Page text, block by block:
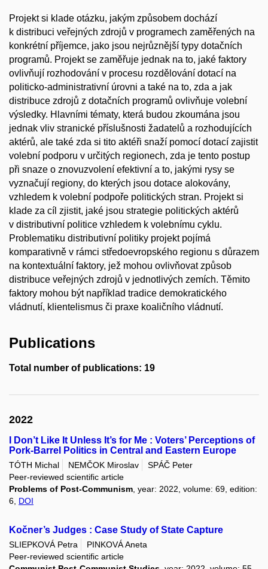
Projekt si klade otázku, jakým způsobem dochází
k distribuci veřejných zdrojů v programech zaměřených na
konkrétní příjemce, jako jsou nejrůznější typy dotačních
programů. Projekt se zaměřuje jednak na to, jaké faktory
ovlivňují rozhodování v procesu rozdělování dotací na
politicko-administrativní úrovni a také na to, zda a jak
distribuce zdrojů z dotačních programů ovlivňuje volební
výsledky. Hlavními tématy, která budou zkoumána jsou
jednak vliv stranické příslušnosti žadatelů a rozhodujících
aktérů, ale také zda si tito aktéři snaží pomocí dotací zajistit
volební podporu v určitých regionech, zda je tento postup
při snaze o znovuzvolení efektivní a to, jakými rysy se
vyznačují regiony, do kterých jsou dotace alokovány,
vzhledem k volební podpoře politických stran. Projekt si
klade za cíl zjistit, jaké jsou strategie politických aktérů
v distributivní politice vzhledem k volebnímu cyklu.
Problematiku distributivní politiky projekt pojímá
komparativně v rámci středoevropského regionu s důrazem
na kontextuální faktory, jež mohou ovlivňovat způsob
distribuce veřejných zdrojů v jednotlivých zemích. Těmito
faktory mohou být například tradice demokratického
vládnutí, klientelismus či praxe koaličního vládnutí.
Publications
Total number of publications: 19
2022
I Don’t Like It Unless It’s for Me : Voters’ Perceptions of
Pork-Barrel Politics in Central and Eastern Europe
TÓTH Michal NEMČOK Miroslav
SPÁČ Peter
Peer-reviewed scientific article
Problems of Post-Communism , year: 2022, volume: 69, edition:
6, DOI
Kočner’s Judges : Case Study of State Capture
SLIEPKOVÁ Petra
PINKOVÁ Aneta
Peer-reviewed scientific article